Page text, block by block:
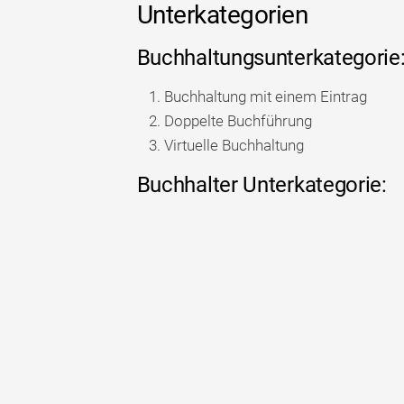
Unterkategorien
Buchhaltung mit einem Eintrag
Doppelte Buchführung
Virtuelle Buchhaltung
Buchhalter Unterkategorie: